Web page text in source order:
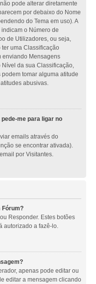
pode alterar diretamente
por debaixo do Nome
do Tema em uso). A
o Número de
de Utilizadores, ou seja,
uma Classificação
enviando Mensagens
da sua Classificação,
tomar alguma atitude
abusivas.
me para ligar no
emails através do
se encontrar ativada).
por Visitantes.
Fórum?
Responder. Estes botões
autorizado a fazê-lo.
apenas pode editar ou
editar a mensagem clicando